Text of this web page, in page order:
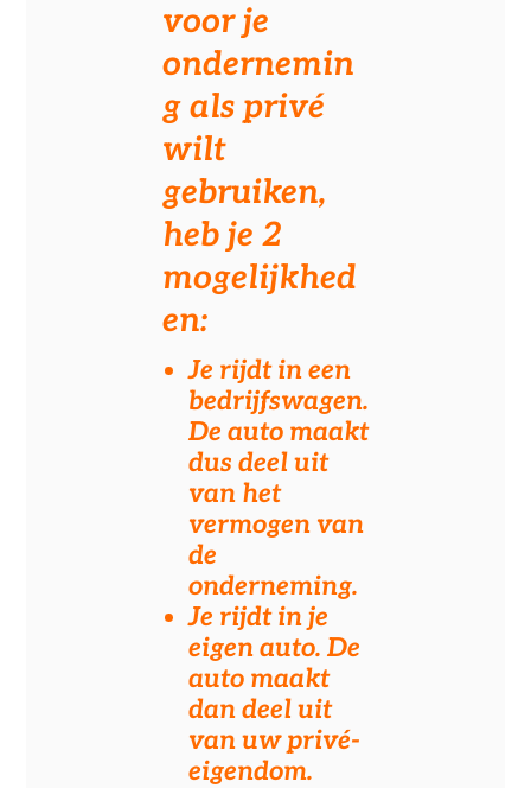
voor je
ondernemin
g als privé
wilt
gebruiken,
heb je 2
mogelijkhed
en:
Je rijdt in een
bedrijfswagen.
De auto maakt
dus deel uit
van het
vermogen van
de
onderneming.
Je rijdt in je
eigen auto. De
auto maakt
dan deel uit
van uw privé-
eigendom.